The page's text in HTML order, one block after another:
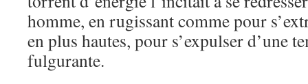
homme, en rugissant comme pour
en plus hautes, pour s’expulser d’une
fulgurante.